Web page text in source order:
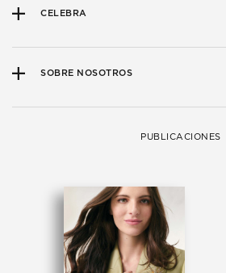
CELEBRA
SOBRE NOSOTROS
PUBLICACIONES